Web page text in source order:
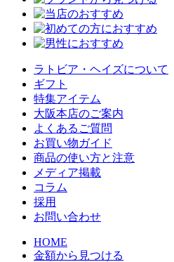
ラトビア・ヘイズについて
ギフト
特集アイテム
大阪本店のご案内
よくあるご質問
お買い物ガイド
商品の使い方と注意
メディア掲載
コラム
採用
お問い合わせ
HOME
金額から見つける